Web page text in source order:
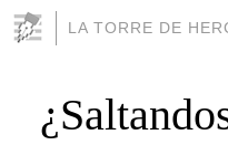
LA TORRE DE